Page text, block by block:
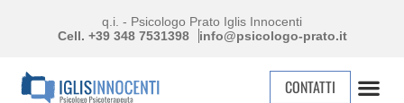
q.i. - Psicologo Prato Iglis Innocenti
Cell. +39 348 7531398
info@psicologo-prato.it
CONTATTI